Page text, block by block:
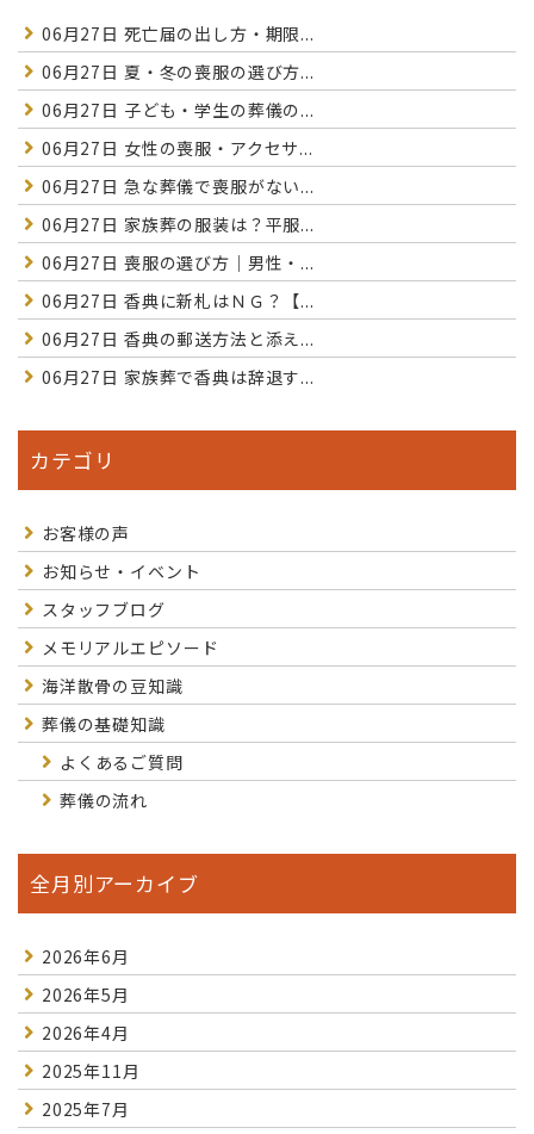
06月27日 死亡届の出し方・期限...
06月27日 夏・冬の喪服の選び方...
06月27日 子ども・学生の葬儀の...
06月27日 女性の喪服・アクセサ...
06月27日 急な葬儀で喪服がない...
06月27日 家族葬の服装は？平服...
06月27日 喪服の選び方｜男性・...
06月27日 香典に新札はＮＧ？【...
06月27日 香典の郵送方法と添え...
06月27日 家族葬で香典は辞退す...
カテゴリ
お客様の声
お知らせ・イベント
スタッフブログ
メモリアルエピソード
海洋散骨の豆知識
葬儀の基礎知識
よくあるご質問
葬儀の流れ
全月別アーカイブ
2026年6月
2026年5月
2026年4月
2025年11月
2025年7月